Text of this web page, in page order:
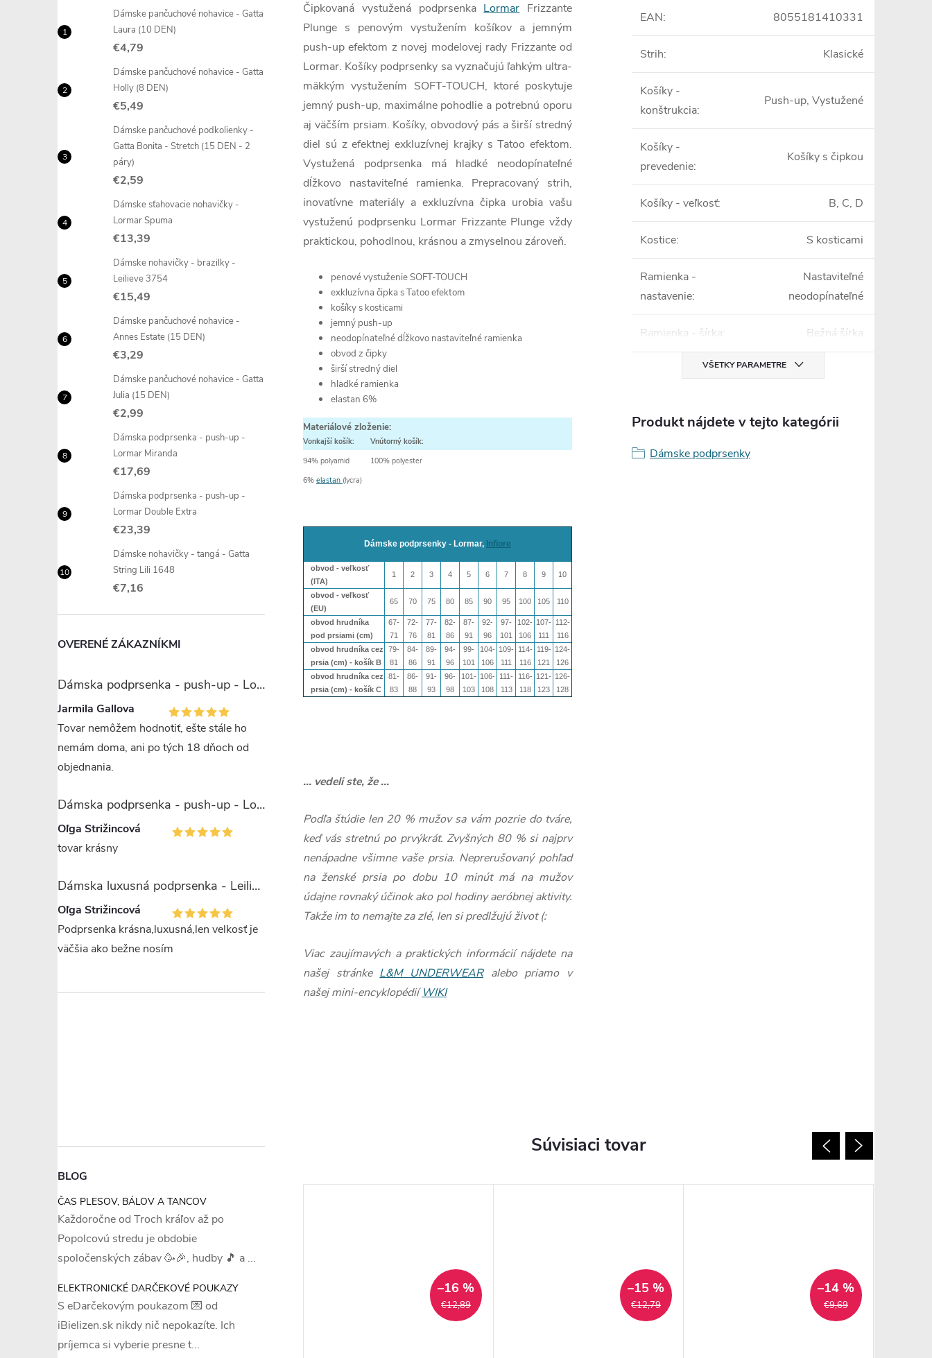
Dámske pančuchové nohavice - Gatta
Laura (10 DEN)
€4,79
Dámske pančuchové nohavice - Gatta
Holly (8 DEN)
€5,49
Dámske pančuchové podkolienky -
Gatta Bonita - Stretch (15 DEN - 2
páry)
€2,59
Dámske sťahovacie nohavičky -
Lormar Spuma
€13,39
Dámske nohavičky - brazilky -
Leilieve 3754
€15,49
Dámske pančuchové nohavice -
Annes Estate (15 DEN)
€3,29
Dámske pančuchové nohavice - Gatta
Julia (15 DEN)
€2,99
Dámska podprsenka - push-up -
Lormar Miranda
€17,69
Dámska podprsenka - push-up -
Lormar Double Extra
€23,39
Dámske nohavičky - tangá - Gatta
String Lili 1648
€7,16
OVERENÉ ZÁKAZNÍKMI
Dámska podprsenka - push-up - Lormar Miranda
Jarmila Gallova
Tovar nemôžem hodnotiť, ešte stále ho
nemám doma, ani po tých 18 dňoch od
objednania.
Dámska podprsenka - push-up - Lormar Saten Soft up
Oľga Strižincová
tovar krásny
Dámska luxusná podprsenka - Leilieve 7743
Oľga Strižincová
Podprsenka krásna,luxusná,len velkosť je
väčšia ako bežne nosím
BLOG
ČAS PLESOV, BÁLOV A TANCOV
Každoročne od Troch kráľov až po
Popolcovú stredu je obdobie
spoločenských zábav 🥳🎉, hudby 🎵 a ...
ELEKTRONICKÉ DARČEKOVÉ POUKAZY
S eDarčekovým poukazom 💌 od
iBielizen.sk nikdy nič nepokazíte. Ich
príjemca si vyberie presne t...
Čipkovaná vystužená podprsenka Lormar Frizzante
Plunge s penovým vystužením košíkov a jemným
push-up efektom z novej modelovej rady Frizzante od
Lormar. Košíky podprsenky sa vyznačujú ľahkým ultra-
mäkkým vystužením SOFT-TOUCH, ktoré poskytuje
jemný push-up, maximálne pohodlie a potrebnú oporu
aj väčším prsiam. Košíky, obvodový pás a širší stredný
diel sú z efektnej exkluzívnej krajky s Tatoo efektom.
Vystužená podprsenka má hladké neodopínateľné
dĺžkovo nastaviteľné ramienka. Prepracovaný strih,
inovatívne materiály a exkluzívna čipka urobia vašu
vystuženú podprsenku Lormar Frizzante Plunge vždy
praktickou, pohodlnou, krásnou a zmyselnou zároveň.
penové vystuženie SOFT-TOUCH
exkluzívna čipka s Tatoo efektom
košíky s kosticami
jemný push-up
neodopínateľné dĺžkovo nastaviteľné ramienka
obvod z čipky
širší stredný diel
hladké ramienka
elastan 6%
Materiálové zloženie:
Vonkajší košík:
Vnútorný košík:
94% polyamid
6% elastan (lycra)
100% polyester
Dámske podprsenky - Lormar, Infiore
obvod - veľkosť
(ITA)
1 2 3 4 5 6 7 8 9 10
obvod - veľkosť
(EU)
65 70 75 80 85 90 95 100 105 110
obvod hrudníka
pod prsiami (cm)
67-
71
72-
76
77-
81
82-
86
87-
91
92-
96
97-
101
102-
106
107-
111
112-
116
obvod hrudníka cez
prsia (cm) - košík B
79-
81
84-
86
89-
91
94-
96
99-
101
104-
106
109-
111
114-
116
119-
121
124-
126
obvod hrudníka cez
prsia (cm) - košík C
81-
83
86-
88
91-
93
96-
98
101-
103
106-
108
111-
113
116-
118
121-
123
126-
128
... vedeli ste, že ...
Podľa štúdie len 20 % mužov sa vám pozrie do tváre,
keď vás stretnú po prvýkrát. Zvyšných 80 % si najprv
nenápadne všimne vaše prsia. Neprerušovaný pohľad
na ženské prsia po dobu 10 minút má na mužov
údajne rovnaký účinok ako pol hodiny aeróbnej aktivity.
Takže im to nemajte za zlé, len si predlžujú život (:
Viac zaujímavých a praktických informácií nájdete na
našej stránke L&M UNDERWEARalebo priamo v
našej mini-encyklopédiíWIKI
EAN: 8055181410331
Strih: Klasické
Košíky -
konštrukcia:
Push-up, Vystužené
Košíky -
prevedenie:
Košíky s čipkou
Košíky - veľkosť: B, C, D
Kostice: S kosticami
Ramienka -
nastavenie:
Nastaviteľné
neodopínateľné
Ramienka - šírka: Bežná šírka
VŠETKY PARAMETRE
Produkt nájdete v tejto kategórii
Dámske podprsenky
Súvisiaci tovar
€22,89
–20 %
€12,89
–16 %
€12,79
–15 %
€9,69
–14 %